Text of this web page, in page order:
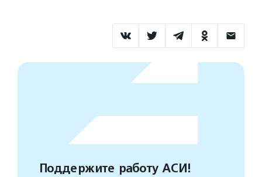
Поддержите работу АСИ!